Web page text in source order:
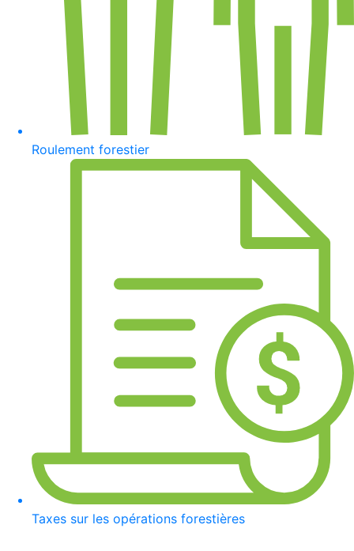
Roulement forestier
Taxes sur les opérations forestières